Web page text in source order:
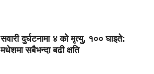
सवारी दुर्घटनामा ४ को मृत्यु, १०० घाइते:
मधेशमा सबैभन्दा बढी क्षति